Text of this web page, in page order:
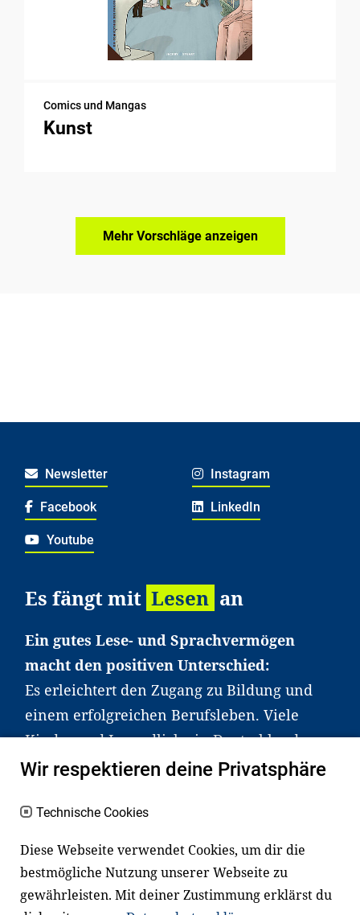
Comics und Mangas
Kunst
Mehr Vorschläge anzeigen
Newsletter Instagram
Facebook LinkedIn
Youtube
Es fängt mit Lesen an
Ein gutes Lese- und Sprachvermögen
macht den positiven Unterschied:
Es erleichtert den Zugang zu Bildung und
einem erfolgreichen Berufsleben. Viele
Kinder und Jugendliche in Deutschland
haben aber große Schwierigkeiten dabei.
an Familien sowie an Erzieher*innen,
Lehrer*innen und andere
Fachexpert*innen. Dafür arbeiten wir eng
mit Ministerien, wissenschaftlichen
Wir respektieren deine Privatsphäre
Technische Cookies
Diese Webseite verwendet Cookies, um dir die
bestmögliche Nutzung unserer Webseite zu
gewährleisten. Mit deiner Zustimmung erklärst du